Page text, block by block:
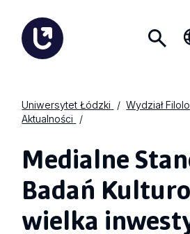
Uniwersytet Łódzki
Wydział
Aktualności
Medialne
Badań
wielka